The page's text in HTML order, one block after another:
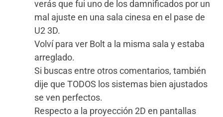
verás que fui uno de los damnificados por un
mal ajuste en una sala cinesa en el pase de
U2 3D.
Volví para ver Bolt a la misma sala y estaba
arreglado.
Si buscas entre otros comentarios, también
dije que TODOS los sistemas bien ajustados
se ven perfectos.
Respecto a la proyección 2D en pantallas